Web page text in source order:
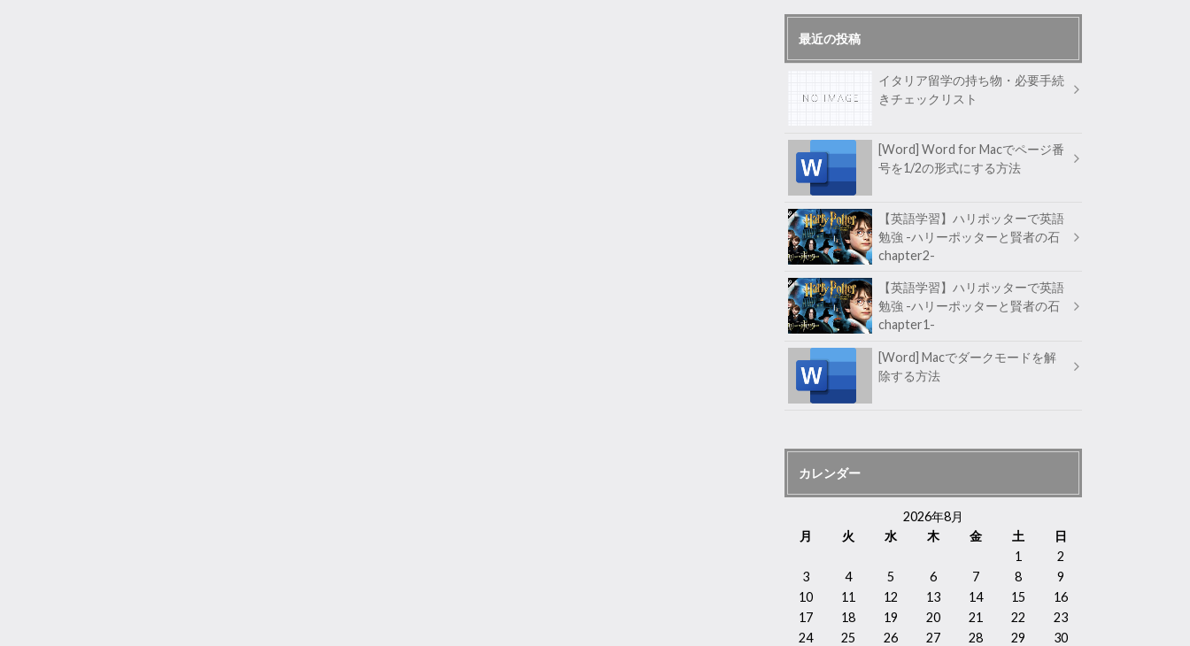
最近の投稿
イタリア留学の持ち物・必要手続
きチェックリスト
[Word] Word for Macでページ番
号を1/2の形式にする方法
【英語学習】ハリポッターで英語
勉強 -ハリーポッターと賢者の石
chapter2-
【英語学習】ハリポッターで英語
勉強 -ハリーポッターと賢者の石
chapter1-
[Word] Macでダークモードを解
除する方法
カレンダー
2026年8月
月
火 水 木 金 土
日
1
2
3
4 5 6 7 8
9
10
11 12 13 14 15
16
17
18 19 20 21 22
23
24
25 26 27 28 29 30